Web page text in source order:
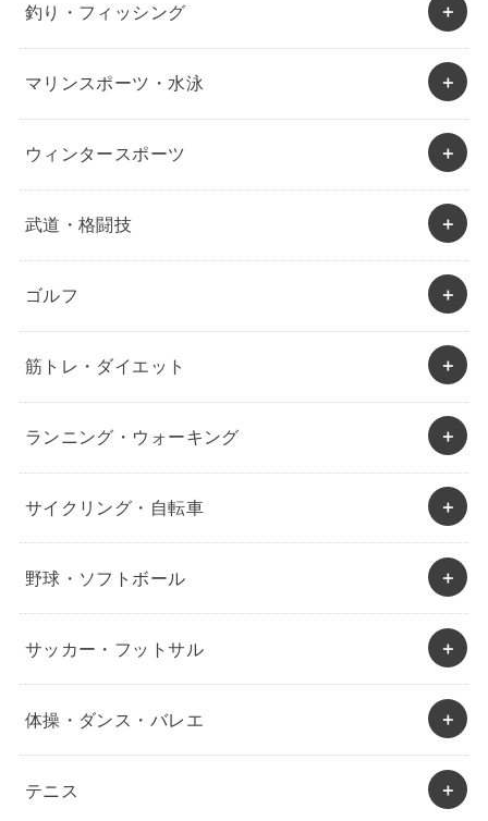
釣り・フィッシング
マリンスポーツ・水泳
ウィンタースポーツ
武道・格闘技
ゴルフ
筋トレ・ダイエット
ランニング・ウォーキング
サイクリング・自転車
野球・ソフトボール
サッカー・フットサル
体操・ダンス・バレエ
テニス